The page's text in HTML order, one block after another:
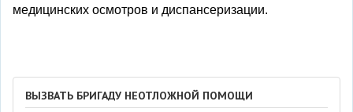
медицинских осмотров и диспансеризации.
ВЫЗВАТЬ БРИГАДУ НЕОТЛОЖНОЙ ПОМОЩИ